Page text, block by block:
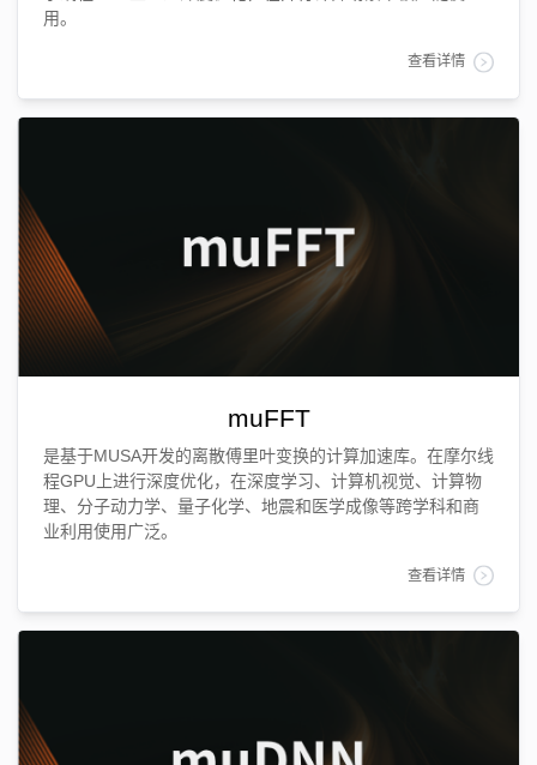
用。
查看详情
muFFT
是基于MUSA开发的离散傅里叶变换的计算加速库。在摩尔线
程GPU上进行深度优化，在深度学习、计算机视觉、计算物
理、分子动力学、量子化学、地震和医学成像等跨学科和商
业利用使用广泛。
查看详情